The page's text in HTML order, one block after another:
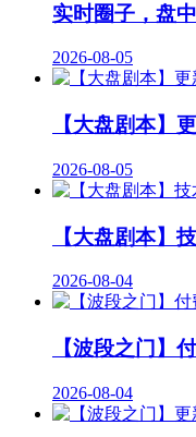
实时圈子，盘
2026-08-05
【大盘剧本】
2026-08-05
【大盘剧本】
2026-08-04
【波段之门】
2026-08-04